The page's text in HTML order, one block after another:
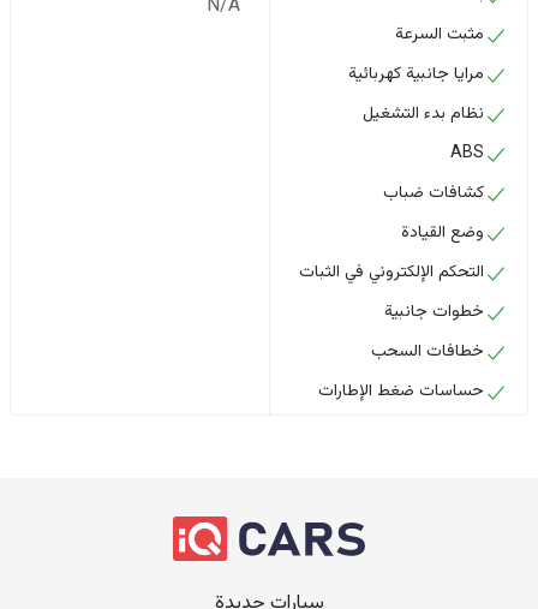
مثبت السرعة
مرايا جانبية كهربائية
نظام بدء التشغيل
ABS
كشافات ضباب
وضع القيادة
التحكم الإلكتروني في الثبات
خطوات جانبية
خطافات السحب
حساسات ضغط الإطارات
N/A